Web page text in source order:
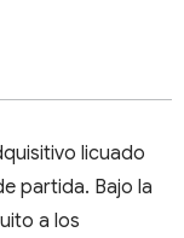
licuado
partida. Bajo la
a los